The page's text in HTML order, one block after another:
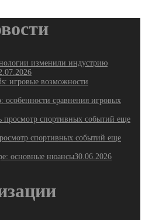
изменили индустрию
игровые возможности
особенности сравнения игровых
спортивных событий еще
основные нюансы30.06.2026